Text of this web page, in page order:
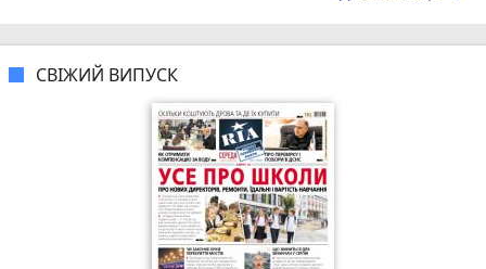
СВІЖИЙ ВИПУСК